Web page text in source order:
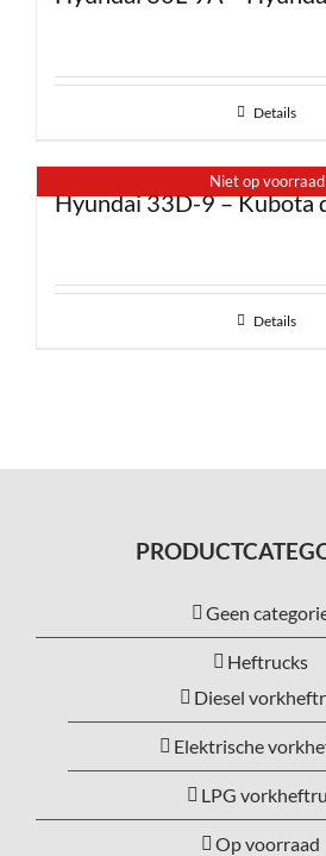
Details
Niet op voorraad
Hyundai 33D-9 – Kubota
Details
Geen
Heftrucks
Diesel
Elektrische
LPG
Op voorraad